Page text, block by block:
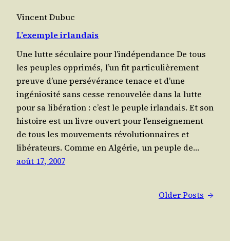
Vincent Dubuc
L’exemple irlandais
Une lutte séculaire pour l’indépendance De tous
les peuples oppri­més, l’un fit particulièrement
preuve d’une per­sé­vé­rance tenace et d’une
ingéniosité sans cesse renou­ve­lée dans la lutte
pour sa libération : c’est le peuple irlan­dais. Et son
his­toire est un livre ouvert pour l’en­sei­gne­ment
de tous les mou­ve­ments révo­lu­tion­naires et
libérateurs. Comme en Algé­rie, un peuple de…
août 17, 2007
Older Posts →